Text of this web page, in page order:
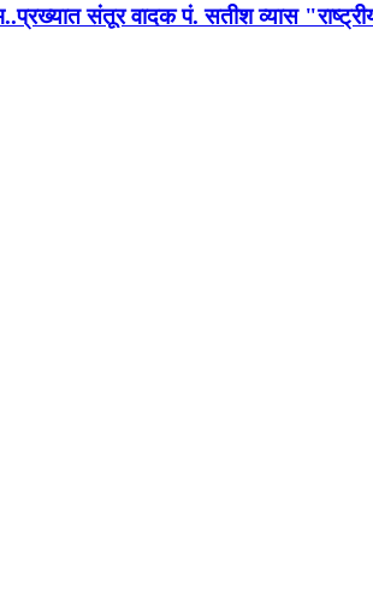
संतूर वादक पं. सतीश व्यास